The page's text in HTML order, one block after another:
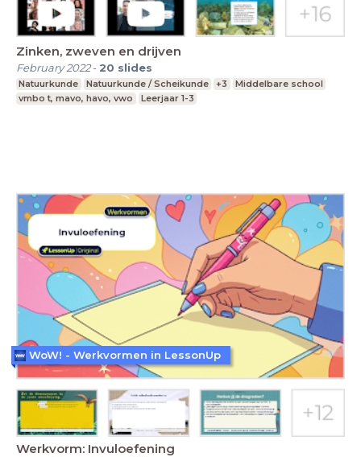
Zinken, zweven en drijven
February 2022- 20 slides
Natuurkunde Natuurkunde / Scheikunde +3
Middelbare school
vmbo t, mavo, havo, vwo
Leerjaar 1-3
Werkvorm: Invuloefening
WoW! - Werkvormen in LessonUp